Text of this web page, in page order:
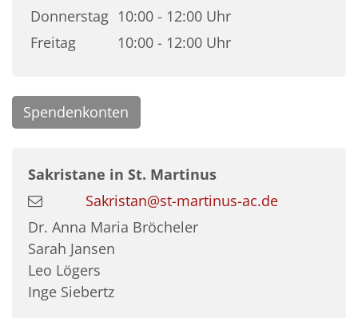
Donnerstag 10:00 - 12:00 Uhr
Freitag
10:00 - 12:00 Uhr
Spendenkonten
Sakristane in St. Martinus
Sakristan@st-martinus-ac.de
Dr. Anna Maria Bröcheler
Sarah Jansen
Leo Lögers
Inge Siebertz